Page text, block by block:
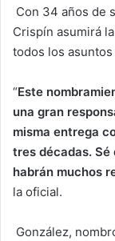
Con 34 años de
Crispín asumirá
todos los
“Este
una gran
misma entrega
tres décadas. Sé
habrán muchos
la oficial.
González,